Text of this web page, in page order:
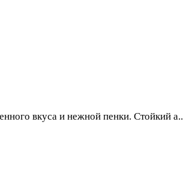
вкуса и нежной пенки. Стойкий а..